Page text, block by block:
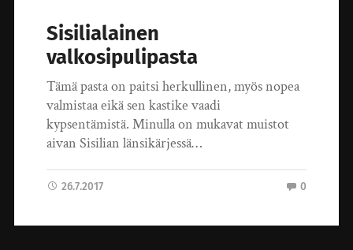
Sisilialainen
valkosipulipasta
Tämä pasta on paitsi herkullinen, myös nopea
valmistaa eikä sen kastike vaadi
kypsentämistä. Minulla on mukavat muistot
aivan Sisilian länsikärjessä…
26.7.2017 0